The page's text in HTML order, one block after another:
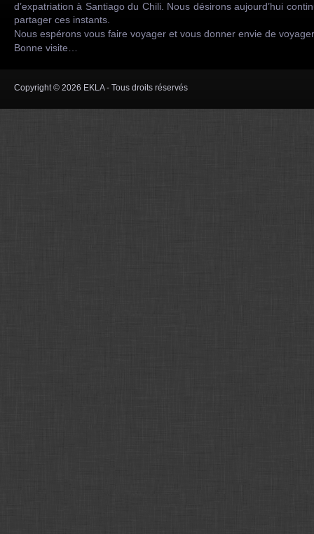
d’expatriation à Santiago du Chili. Nous désirons aujourd’hui
partager ces instants.
Nous espérons vous faire voyager et vous donner envie de
Bonne visite…
Copyright © 2026 EKLA - Tous droits réservés